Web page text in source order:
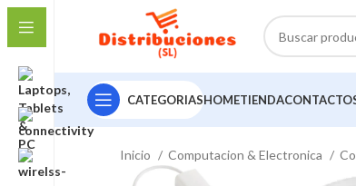
CATEGORIASHOMETIENDA
Inicio Computacion & Electronica